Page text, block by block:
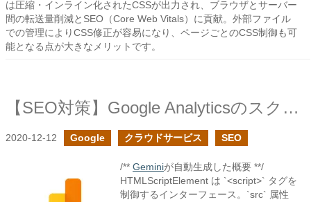
は圧縮・インライン化されたCSSが出力され、ブラウザとサーバー
間の転送量削減とSEO（Core Web Vitals）に貢献。外部ファイル
での管理によりCSS修正が容易になり、ページごとのCSS制御も可
能となる点が大きなメリットです。
【SEO対策】Google Analyticsのスクリプトをページ読み込み直後にする
2020-12-12 Google クラウドサービス SEO
/** Geminiが自動生成した概要 **/
HTMLScriptElement は `<script>` タグを
制御するインターフェース。`src` 属性